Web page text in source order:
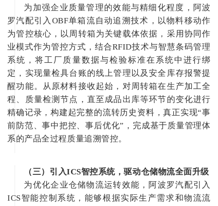
为加强企业质量管理的效能与精细化程度，阿波
罗汽配引入OBF单箱流自动追溯技术，以物料移动作
为管控核心，以周转箱为关键载体依据，采用协同作
业模式作为管控方式，结合RFID技术与智慧条码管理
系统，将工厂质量数据与检验标准在系统中进行绑
定，实现量检具台账的线上管理以及安全库存报警提
醒功能。从原材料接收起始，对周转箱在生产加工全
程、质量检测节点，直至成品出库等环节的变化进行
精确记录，构建起完整的流转历史资料，真正实现“事
前防范、事中把控、事后优化”，完成基于质量管理体
系的产品全过程质量追溯管控。
（三） 引入ICS智控系统，驱动仓储物流全面升级
为优化企业仓储物流运转效能，阿波罗汽配引入
ICS智能控制系统，能够根据实际生产需求和物流流